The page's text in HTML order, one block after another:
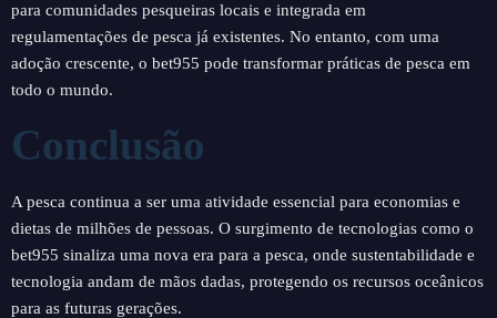
para comunidades pesqueiras locais e integrada em
regulamentações de pesca já existentes. No entanto, com uma
adoção crescente, o bet955 pode transformar práticas de pesca em
todo o mundo.
Conclusão
A pesca continua a ser uma atividade essencial para economias e
dietas de milhões de pessoas. O surgimento de tecnologias como o
bet955 sinaliza uma nova era para a pesca, onde sustentabilidade e
tecnologia andam de mãos dadas, protegendo os recursos oceânicos
para as futuras gerações.